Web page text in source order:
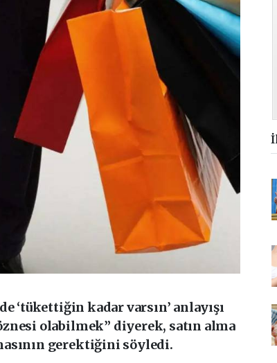
‘tükettiğin kadar varsın’ anlayışı
olabilmek” diyerek, satın alma
gerektiğini söyledi.